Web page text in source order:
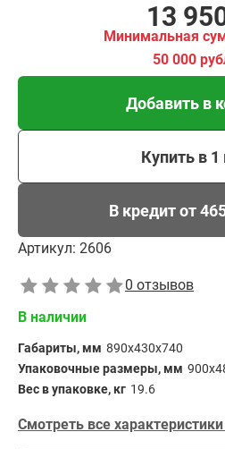
13
Минимальная
50 000
Добавить в
Купить в 1
В кредит от
Артикул: 2606
0 отзывов
В наличии
Габариты, мм 890х430х740
Упаковочные размеры, мм
Вес в упаковке, кг 19.6
Смотреть все характеристики